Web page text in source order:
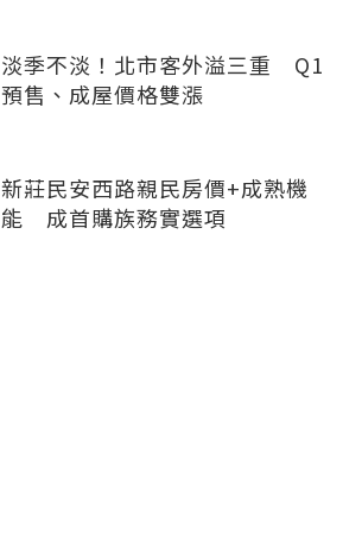
淡季不淡！北市客外溢三重 Q1
預售、成屋價格雙漲
新莊民安西路親民房價+成熟機
能 成首購族務實選項